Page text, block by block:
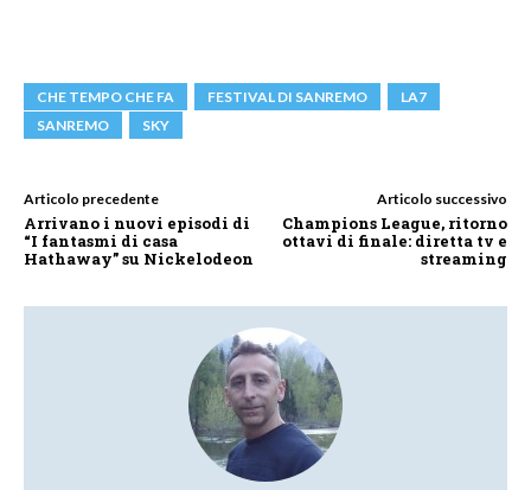
CHE TEMPO CHE FA FESTIVAL DI SANREMO
LA7
SANREMO
SKY
Articolo precedente
Arrivano i nuovi episodi di
“I fantasmi di casa
Hathaway” su Nickelodeon
Articolo successivo
Champions League, ritorno
ottavi di finale: diretta tv e
streaming